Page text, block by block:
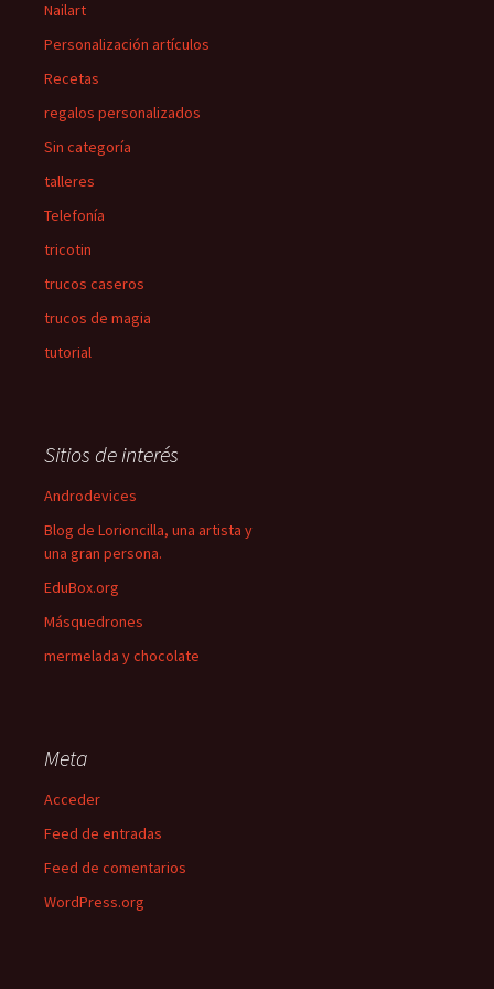
Nailart
Personalización artículos
Recetas
regalos personalizados
Sin categoría
talleres
Telefonía
tricotin
trucos caseros
trucos de magia
tutorial
Sitios de interés
Androdevices
Blog de Lorioncilla, una artista y
una gran persona.
EduBox.org
Másquedrones
mermelada y chocolate
Meta
Acceder
Feed de entradas
Feed de comentarios
WordPress.org